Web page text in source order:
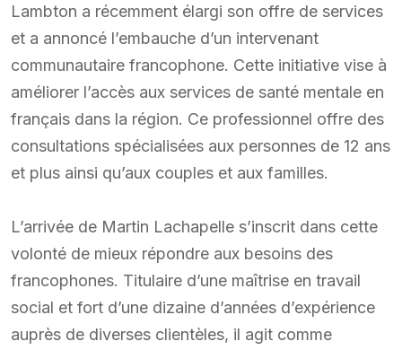
Lambton a récemment élargi son offre de services
et a annoncé l’embauche d’un intervenant
communautaire francophone. Cette initiative vise à
améliorer l’accès aux services de santé mentale en
français dans la région. Ce professionnel offre des
consultations spécialisées aux personnes de 12 ans
et plus ainsi qu’aux couples et aux familles.
L’arrivée de Martin Lachapelle s’inscrit dans cette
volonté de mieux répondre aux besoins des
francophones. Titulaire d’une maîtrise en travail
social et fort d’une dizaine d’années d’expérience
auprès de diverses clientèles, il agit comme